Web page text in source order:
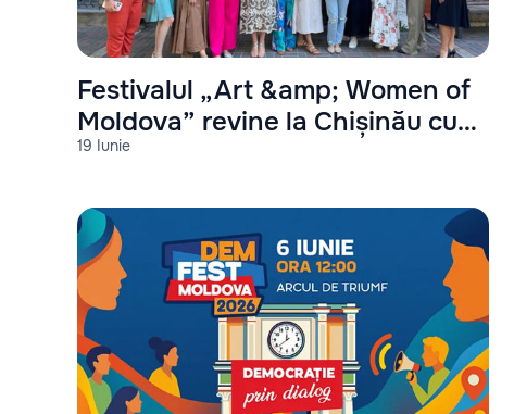
19 Iunie
Festivalul „Art &amp; Women of
Moldova” revine la Chișinău cu
cea de-a doua ediție